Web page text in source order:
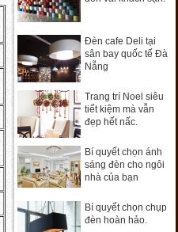
Đèn cafe Deli tại
sân bay quốc tế Đà
Nẵng
Trang trí Noel siêu
tiết kiệm mà vẫn
đẹp hết nấc.
Bí quyết chọn ánh
sáng đèn cho ngôi
nhà của bạn
Bí quyết chọn chụp
đèn hoàn hảo.